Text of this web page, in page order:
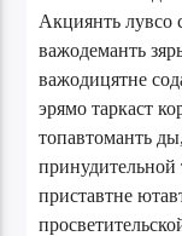
Акциянть лувсо
важодеманть
важодицятне
эрямо таркаст
топавтоманть
принудительной
приставтне